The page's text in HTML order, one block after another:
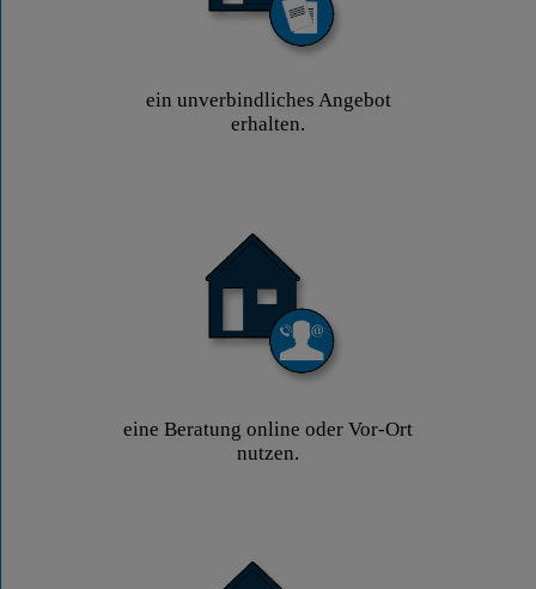
ein unverbindliches Angebot
erhalten.
eine Beratung online oder Vor-Ort
nutzen.